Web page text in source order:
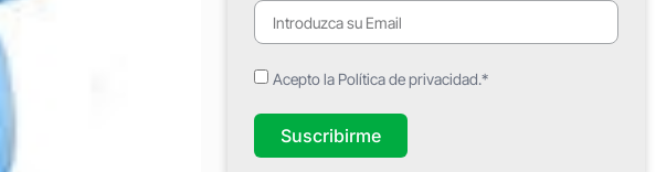
Acepto la Política de privacidad.*
Suscribirme